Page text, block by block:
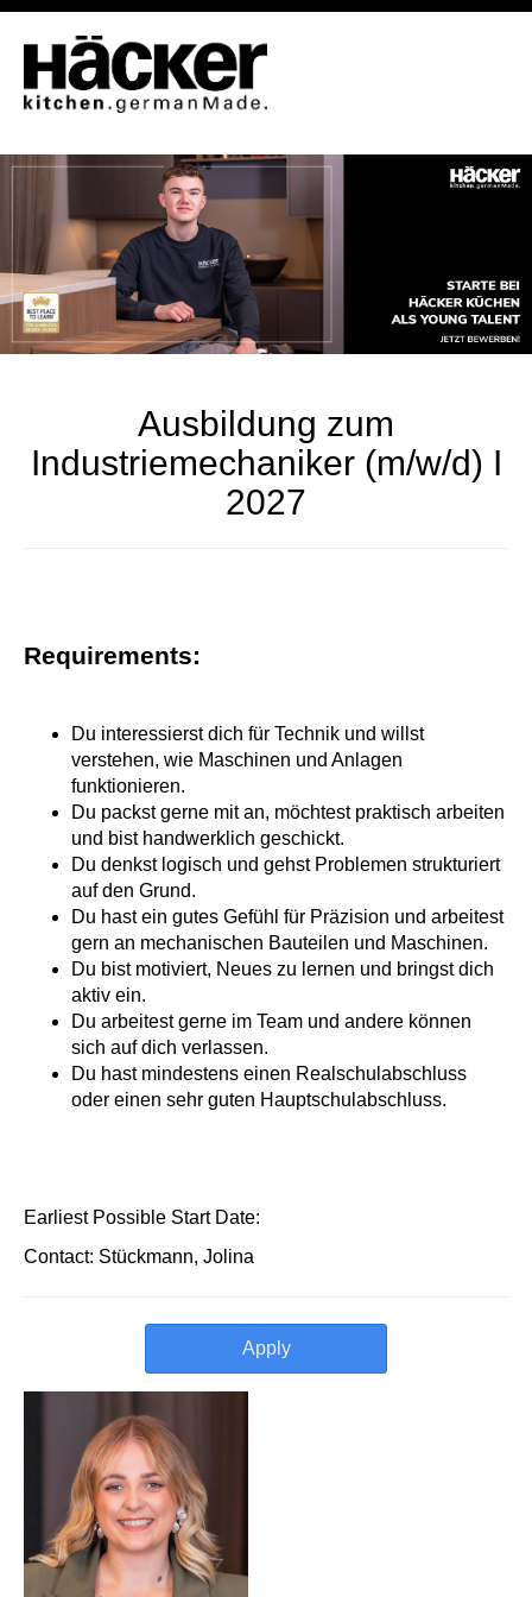
Ausbildung zum
Industriemechaniker (m/w/d) I
2027
Requirements:
Du interessierst dich für Technik und willst
verstehen, wie Maschinen und Anlagen
funktionieren.
Du packst gerne mit an, möchtest praktisch arbeiten
und bist handwerklich geschickt.
Du denkst logisch und gehst Problemen strukturiert
auf den Grund.
Du hast ein gutes Gefühl für Präzision und arbeitest
gern an mechanischen Bauteilen und Maschinen.
Du bist motiviert, Neues zu lernen und bringst dich
aktiv ein.
Du arbeitest gerne im Team und andere können
sich auf dich verlassen.
Du hast mindestens einen Realschulabschluss
oder einen sehr guten Hauptschulabschluss.
Earliest Possible Start Date:
Contact: Stückmann, Jolina
Apply